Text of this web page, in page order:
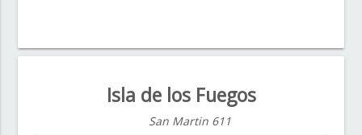
Isla de los Fuegos
San Martin 611